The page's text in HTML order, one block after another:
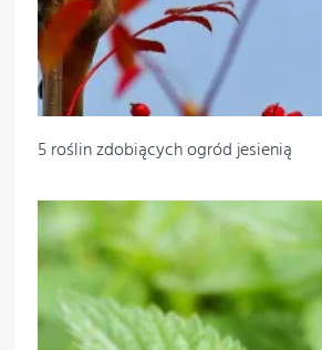
5 roślin zdobiących ogród jesienią